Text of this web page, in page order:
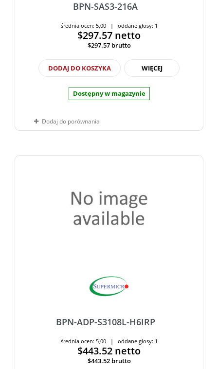
BPN-SAS3-216A
średnia ocen: 5,00 | oddane głosy: 1
$297.57 netto
$297.57 brutto
DODAJ DO KOSZYKA WIĘCEJ
Dostępny w magazynie
Dodaj do porównania
BPN-ADP-S3108L-H6IRP
średnia ocen: 5,00 | oddane głosy: 1
$443.52 netto
$443.52 brutto